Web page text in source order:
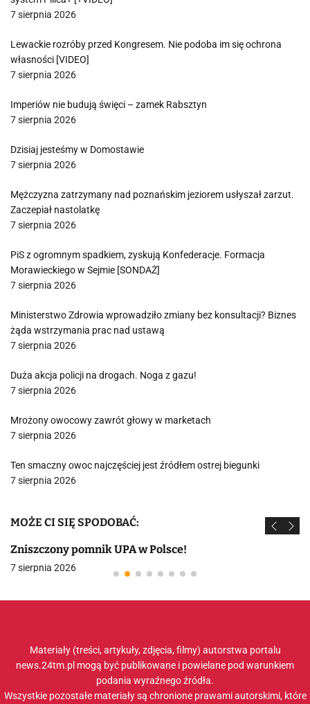
7 sierpnia 2026
Lewackie rozróby przed Kongresem. Nie podoba im się ochrona
własności [VIDEO]
7 sierpnia 2026
Imperiów nie budują święci – zamek Rabsztyn
7 sierpnia 2026
Dzisiaj jesteśmy w Domostawie
7 sierpnia 2026
Mężczyzna zatrzymany nad poznańskim jeziorem usłyszał zarzut.
Zaczepiał nastolatkę
7 sierpnia 2026
PiS z ogromnym spadkiem, zyskują Konfederacje. Formacja
Morawieckiego w Sejmie [SONDAŻ]
7 sierpnia 2026
Ministerstwo Zdrowia wprowadziło zmiany bez konsultacji? Biznes
żąda wstrzymania prac nad ustawą
7 sierpnia 2026
Duża akcja policji na drogach. Noga z gazu!
7 sierpnia 2026
Mrożony owocowy zawrót głowy w marketach
7 sierpnia 2026
Ten smaczny owoc najczęściej jest źródłem ostrej biegunki
7 sierpnia 2026
MOŻE CI SIĘ SPODOBAĆ:
Zniszczony pomnik UPA w Polsce!
7 sierpnia 2026
Materiały (treści, artykuły, zdjęcia, filmy) autorstwa portalu
news.24tm.pl mogą być publikowane i powielane pod warunkiem
podania wyraźnego źródła.
Wszystkie pozostałe materiały są chronione prawami autorskimi, które